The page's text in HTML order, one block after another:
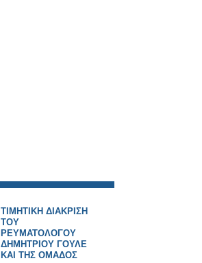
ΤΙΜΗΤΙΚΗ ΔΙΑΚΡΙΣΗ
ΤΟΥ
ΡΕΥΜΑΤΟΛΟΓΟΥ
ΔΗΜΗΤΡΙΟΥ ΓΟΥΛΕ
ΚΑΙ ΤΗΣ ΟΜΑΔΟΣ